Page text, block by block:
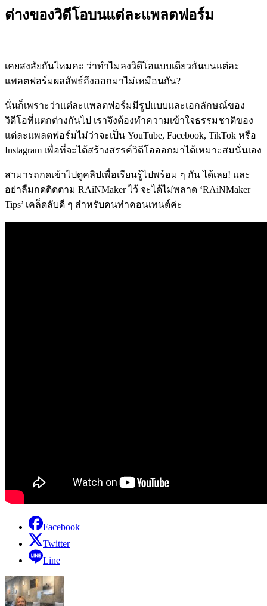
ต่างของวิดีโอบนแต่ละแพลตฟอร์ม
เคยสงสัยกันไหมคะ ว่าทำไมลงวิดีโอแบบเดียวกันบนแต่ละ
แพลตฟอร์มผลลัพธ์ถึงออกมาไม่เหมือนกัน?
นั่นก็เพราะว่าแต่ละแพลตฟอร์มมีรูปแบบและเอกลักษณ์ของ
วิดีโอที่แตกต่างกันไป เราจึงต้องทำความเข้าใจธรรมชาติของ
แต่ละแพลตฟอร์มไม่ว่าจะเป็น YouTube, Facebook, TikTok หรือ
Instagram เพื่อที่จะได้สร้างสรรค์วิดีโอออกมาได้เหมาะสมนั่นเอง
สามารถกดเข้าไปดูคลิปเพื่อเรียนรู้ไปพร้อม ๆ กัน ได้เลย! และ
อย่าลืมกดติดตาม RAiNMaker ไว้ จะได้ไม่พลาด ‘RAiNMaker
Tips’ เคล็ดลับดี ๆ สำหรับคนทำคอนเทนต์ค่ะ
Facebook
Twitter
Line